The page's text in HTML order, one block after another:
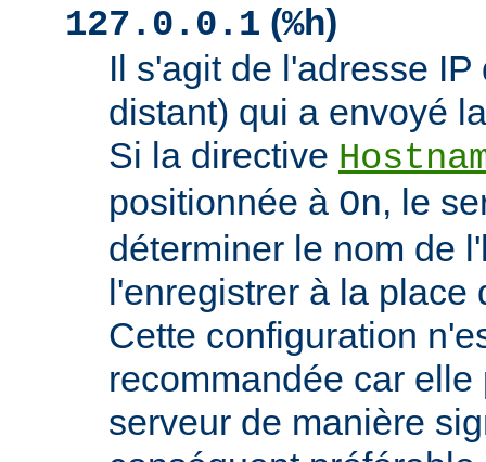
127.0.0.1 (%h)
Il s'agit de l'adresse
distant) qui a envoyé
Si la directive
positionnée à On, le
déterminer le nom de
l'enregistrer à la place
Cette configuration
recommandée car
serveur de manière